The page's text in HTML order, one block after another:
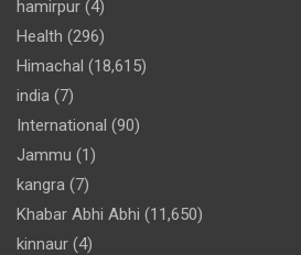
hamirpur (4)
Health (296)
Himachal (18,615)
india (7)
International (90)
Jammu (1)
kangra (7)
Khabar Abhi Abhi (11,650)
kinnaur (4)